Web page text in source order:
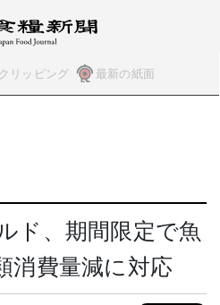
クリッピング 最新の紙面
ド、期間限定で魚
費量減に対応